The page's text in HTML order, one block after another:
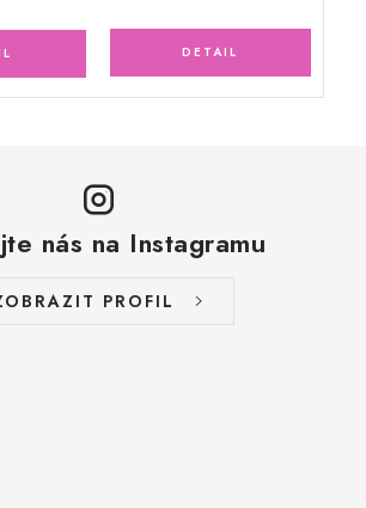
nás na Instagramu
PROFIL